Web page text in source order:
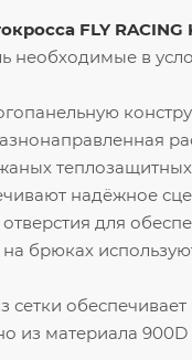
FLY RACING
необходимые в
надёжное
для
брюках
сетки
из материала 900D